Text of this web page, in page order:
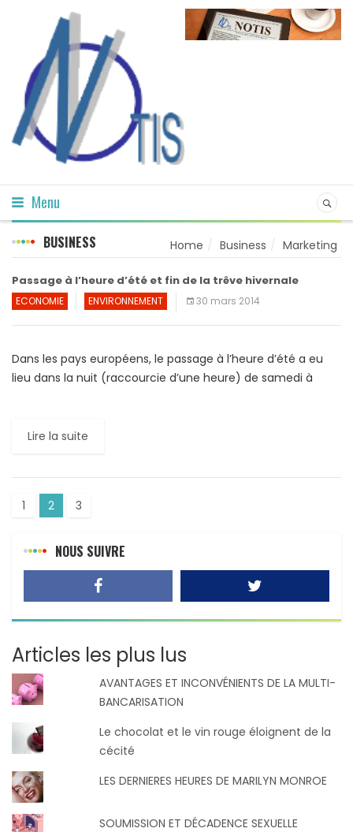
Menu
BUSINESS Home Business Marketing
Passage à l’heure d’été et fin de la trêve hivernale
ECONOMIE ENVIRONNEMENT 30 mars 2014
Dans les pays européens, le passage à l’heure d’été a eu
lieu dans la nuit (raccourcie d’une heure) de samedi à
Lire la suite
1 2 3
NOUS SUIVRE
Articles les plus lus
AVANTAGES ET INCONVÉNIENTS DE LA MULTI-
BANCARISATION
Le chocolat et le vin rouge éloignent de la
cécité
LES DERNIERES HEURES DE MARILYN MONROE
SOUMISSION ET DÉCADENCE SEXUELLE